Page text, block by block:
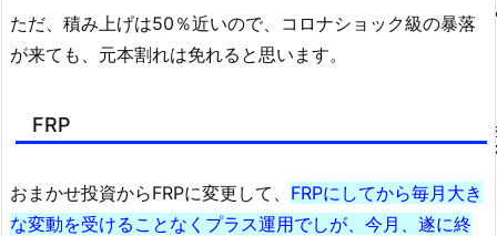
ただ、積み上げは50％近いので、コロナショック級の暴落
が来ても、元本割れは免れると思います。
FRP
おまかせ投資からFRPに変更して、 FRPにしてから毎月大き
な変動を受けることなくプラス運用でしが、今月、遂に終